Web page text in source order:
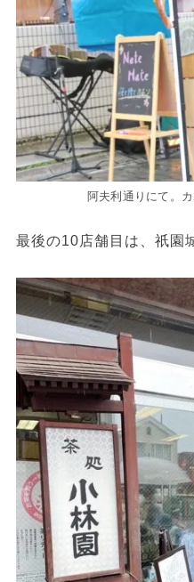
阿夫利通りにて。
最後の10店舗目は、祇園